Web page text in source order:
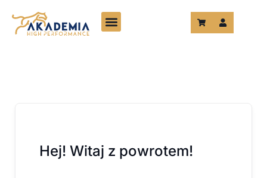
treści
Hej! Witaj z powrotem!